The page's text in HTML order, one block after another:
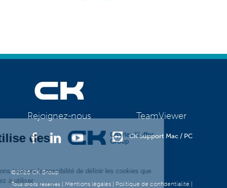
Rejoignez-nous TeamViewer
CK Support Mac / PC
©2026 CK Group
Tous droits réservés | Mentions légales | Politique de confidentialité |